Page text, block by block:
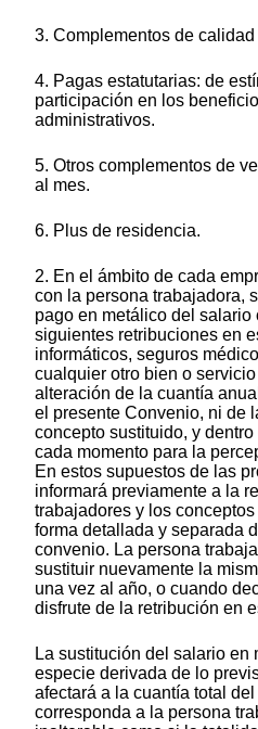
3. Complementos de
4. Pagas estatutarias: de
participación en los
administrativos.
5. Otros complementos de
al mes.
6. Plus de residencia.
2. En el ámbito de cada
con la persona trabajadora,
pago en metálico del
siguientes retribuciones en
informáticos, seguros
cualquier otro bien o
alteración de la cuantía
el presente Convenio, ni de
concepto sustituido, y
cada momento para la
En estos supuestos de las
informará previamente a la
trabajadores y los
forma detallada y separada
convenio. La persona
sustituir nuevamente la
una vez al año, o cuando
disfrute de la retribución en
La sustitución del salario en
especie derivada de lo
afectará a la cuantía total
corresponda a la persona